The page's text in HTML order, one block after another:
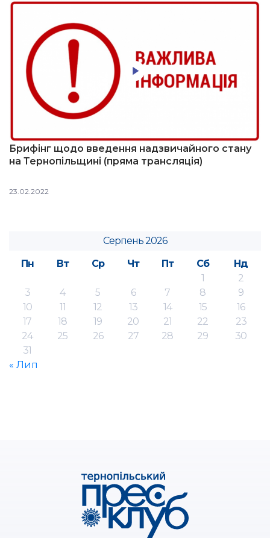
Брифінг щодо введення надзвичайного стану
на Тернопільщині (пряма трансляція)
23.02.2022
Серпень 2026
Пн
Вт Ср Чт Пт Сб
Нд
1
2
3
4 5 6 7 8
9
10
11 12 13 14 15
16
17
18 19 20 21 22
23
24
25 26 27 28 29
30
31
« Лип